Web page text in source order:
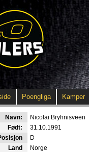
Poengliga Kamper
Navn: Nicolai Bryhnisveen
Født:
31.10.1991
D
Land
Norge